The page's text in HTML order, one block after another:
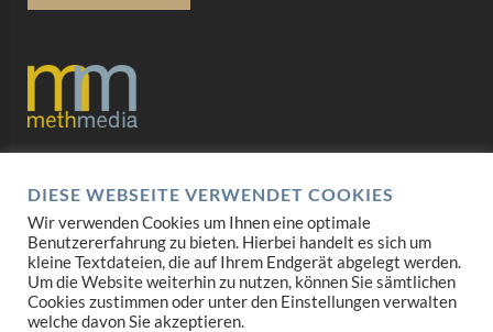
Impressum
AGB
Mediadaten
DIESE WEBSEITE VERWENDET COOKIES
Wir verwenden Cookies um Ihnen eine optimale
Benutzererfahrung zu bieten. Hierbei handelt es sich um
kleine Textdateien, die auf Ihrem Endgerät abgelegt werden.
Um die Website weiterhin zu nutzen, können Sie sämtlichen
Cookies zustimmen oder unter den Einstellungen verwalten
welche davon Sie akzeptieren.